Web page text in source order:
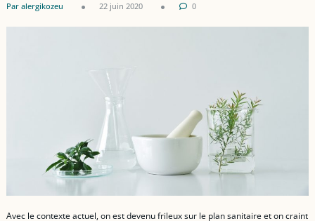
Par alergikozeu 22 juin 2020 0
Avec le contexte actuel, on est devenu frileux sur le plan sanitaire et on craint